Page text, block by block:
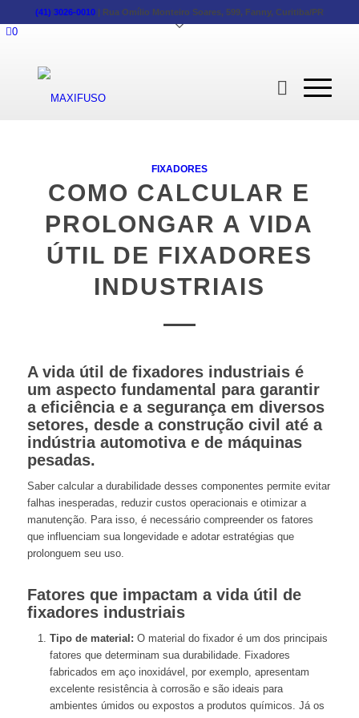
(41) 3026-0010| Rua Omílio Monteiro Soares, 599, Fanny, Curitiba/PR
0
FIXADORES
COMO CALCULAR E
PROLONGAR A VIDA
ÚTIL DE FIXADORES
INDUSTRIAIS
A vida útil de fixadores industriais é
um aspecto fundamental para garantir
a eficiência e a segurança em diversos
setores, desde a construção civil até a
indústria automotiva e de máquinas
pesadas.
Saber calcular a durabilidade desses componentes permite evitar
falhas inesperadas, reduzir custos operacionais e otimizar a
manutenção. Para isso, é necessário compreender os fatores
que influenciam sua longevidade e adotar estratégias que
prolonguem seu uso.
Fatores que impactam a vida útil de
fixadores industriais
Tipo de material: O material do fixador é um dos principais
fatores que determinam sua durabilidade. Fixadores
fabricados em aço inoxidável, por exemplo, apresentam
excelente resistência à corrosão e são ideais para
ambientes úmidos ou expostos a produtos químicos. Já os